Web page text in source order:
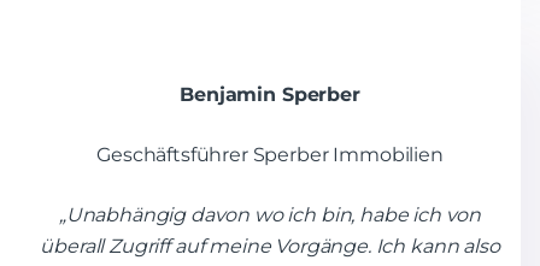
Benjamin Sperber
Geschäftsführer Sperber Immobilien
„Unabhängig davon wo ich bin, habe ich von
überall Zugriff auf meine Vorgänge. Ich kann also